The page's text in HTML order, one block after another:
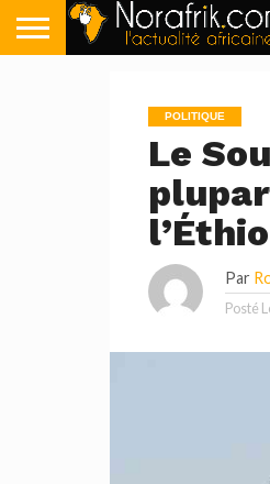
POLITIQUE
Le
Par
Posté